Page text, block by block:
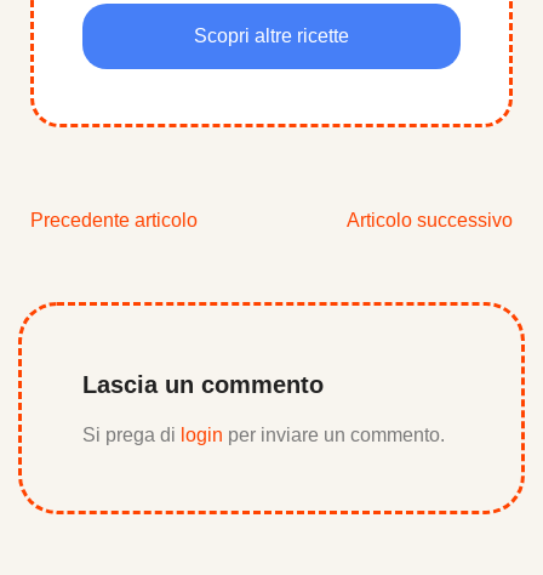
Scopri altre ricette
Precedente articolo Articolo successivo
Lascia un commento
Si prega di login per inviare un commento.